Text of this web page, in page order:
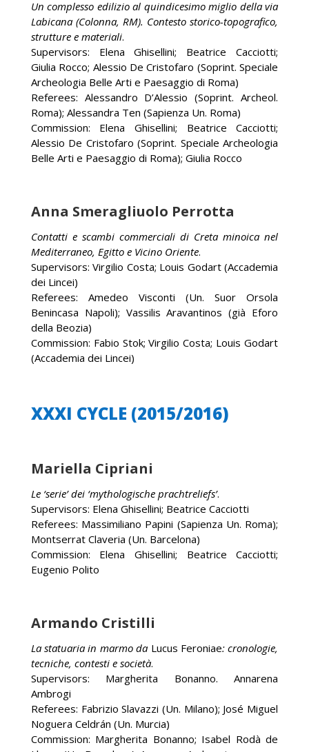
Un complesso edilizio al quindicesimo miglio della via
Labicana (Colonna, RM). Contesto storico-topografico,
strutture e materiali.
Supervisors: Elena Ghisellini; Beatrice Cacciotti;
Giulia Rocco; Alessio De Cristofaro (Soprint. Speciale
Archeologia Belle Arti e Paesaggio di Roma)
Referees: Alessandro D’Alessio (Soprint. Archeol.
Roma); Alessandra Ten (Sapienza Un. Roma)
Commission: Elena Ghisellini; Beatrice Cacciotti;
Alessio De Cristofaro (Soprint. Speciale Archeologia
Belle Arti e Paesaggio di Roma); Giulia Rocco
Anna Smeragliuolo Perrotta
Contatti e scambi commerciali di Creta minoica nel
Mediterraneo, Egitto e Vicino Oriente.
Supervisors: Virgilio Costa; Louis Godart (Accademia
dei Lincei)
Referees: Amedeo Visconti (Un. Suor Orsola
Benincasa Napoli); Vassilis Aravantinos (già Eforo
della Beozia)
Commission: Fabio Stok; Virgilio Costa; Louis Godart
(Accademia dei Lincei)
XXXI CYCLE (2015/2016)
Mariella Cipriani
Le ‘serie’ dei ‘mythologische prachtreliefs’.
Supervisors: Elena Ghisellini; Beatrice Cacciotti
Referees: Massimiliano Papini (Sapienza Un. Roma);
Montserrat Claveria (Un. Barcelona)
Commission: Elena Ghisellini; Beatrice Cacciotti;
Eugenio Polito
Armando Cristilli
La statuaria in marmo da Lucus Feroniae: cronologie,
tecniche, contesti e società.
Supervisors: Margherita Bonanno. Annarena
Ambrogi
Referees: Fabrizio Slavazzi (Un. Milano); José Miguel
Noguera Celdrán (Un. Murcia)
Commission: Margherita Bonanno; Isabel Rodà de